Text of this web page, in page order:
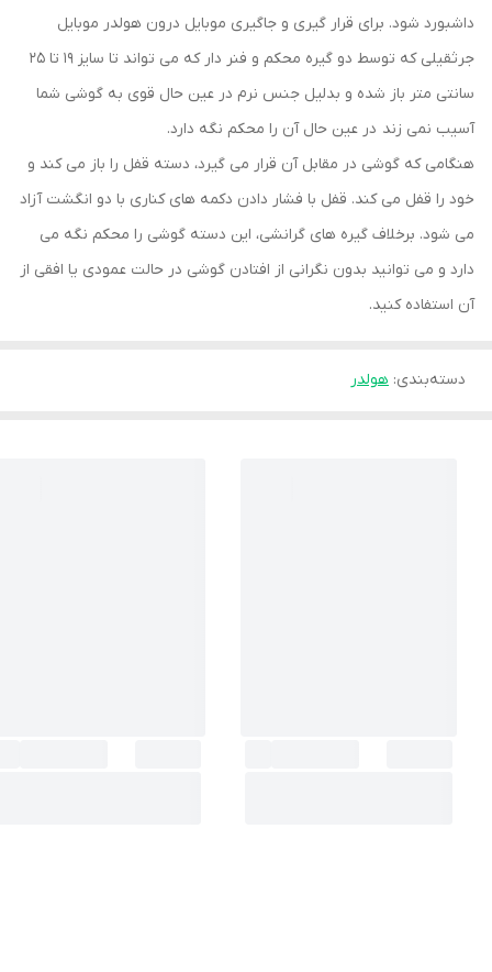
داشبورد شود. برای قرار گیری و جاگیری موبایل درون هولدر موبایل
جرثقیلی که توسط دو گیره محکم و فنر دار که می تواند تا سایز ۱۹ تا ۲۵
سانتی متر باز شده و بدلیل جنس نرم در عین حال قوی به گوشی شما
آسیب نمی زند در عین حال آن را محکم نگه دارد.
هنگامی که گوشی در مقابل آن قرار می گیرد، دسته قفل را باز می کند و
خود را قفل می کند. قفل با فشار دادن دکمه های کناری با دو انگشت آزاد
می شود. برخلاف گیره های گرانشی، این دسته گوشی را محکم نگه می
دارد و می توانید بدون نگرانی از افتادن گوشی در حالت عمودی یا افقی از
آن استفاده کنید.
دسته‌بندی: هولدر